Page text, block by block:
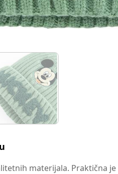
materijala. Praktična